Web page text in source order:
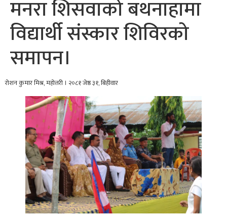
मनरा शिसवाको बथनाहामा
विद्यार्थी संस्कार शिविरको
समापन।
रोशन कुमार मिश्र, महोत्तरी । २०८१ जेष्ठ ३१, बिहीवार